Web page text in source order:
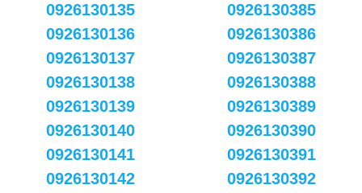
0926130135
0926130136
0926130137
0926130138
0926130139
0926130140
0926130141
0926130142
0926130385
0926130386
0926130387
0926130388
0926130389
0926130390
0926130391
0926130392